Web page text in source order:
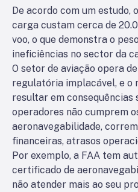
De acordo com um estudo,
carga custam cerca de
voo, o que demonstra o
ineficiências no sector da
O setor de aviação opera
regulatória implacável, e o
resultar em consequências
operadores não cumprem
aeronavegabilidade,
financeiras, atrasos
Por exemplo, a FAA tem
certificado de
não atender mais ao seu